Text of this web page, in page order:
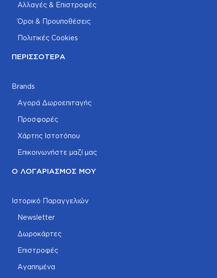
Αλλαγές & Επιστροφές
Όροι & Προυποθέσεις
Πολιτικές Cookies
ΠΕΡΙΣΣΌΤΕΡΑ
Brands
Αγορά Δωροεπιταγής
Προσφορές
Χάρτης Ιστοτόπου
Επικοινωνήστε μαζί μας
Ο ΛΟΓΑΡΙΑΣΜΌΣ ΜΟΥ
Ιστορικό Παραγγελιών
Newsletter
Δωροκάρτες
Επιστροφές
Αγαπημένα